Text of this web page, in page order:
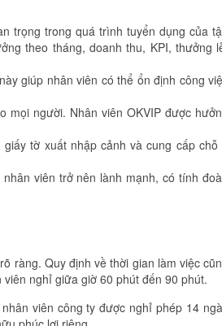
trọng trong quá trình tuyển dụng của
theo tháng, doanh thu, KPI, thưởng
giúp nhân viên có thể ổn định công
mọi người. Nhân viên OKVIP được
tờ xuất nhập cảnh và cung cấp chỗ
viên trở nên lành mạnh, có tính
ràng. Quy định về thời gian làm việc
nghỉ giữa giờ 60 phút đến 90 phút.
viên công ty được nghỉ phép 14